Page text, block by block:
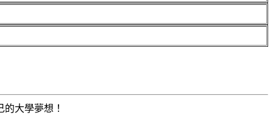
大學夢想！